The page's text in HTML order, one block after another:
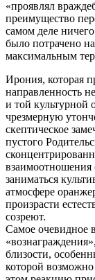
«проявлял
преимущество
самом деле
было потрачено
максимальным
Ирония, которая
направленность
и той культурной
чрезмерную
скептическое
пустого
заниматься
атмосфере
произрасти
созреют.
Самое очевидное
близости,
которой